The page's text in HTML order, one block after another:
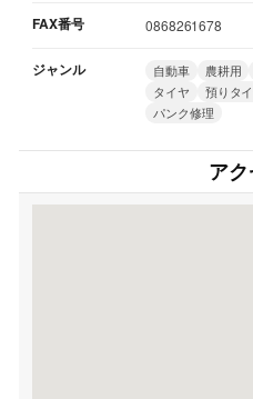
FAX番号 0868261678
ジャンル 自動車 農耕用
タイヤ
預りタ
パンク修理
ア